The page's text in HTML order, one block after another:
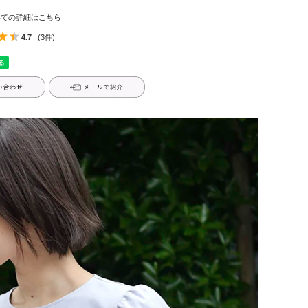
の詳細はこちら
4.7 (3件)